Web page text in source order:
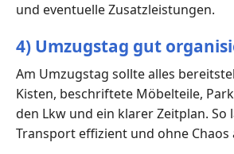
und eventuelle Zusatzleistungen.
4) Umzugstag gut
Am Umzugstag sollte alles
Kisten, beschriftete Möbelteile,
den Lkw und ein klarer Zeitplan. So
Transport effizient und ohne Chaos